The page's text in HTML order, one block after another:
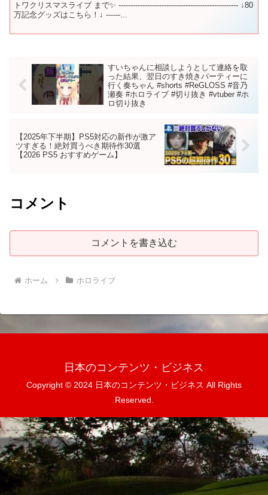
トワクリスマスライブ まで✨ -------------------------------------------------- ↓80
万記念グッズはこちら！↓ ------...
すいちゃんに相談しようとして連絡を取
った結果、翌日のすき焼きパーティーに
行く奏ちゃん #shorts #ReGLOSS #音乃
瀬奏 #ホロライブ #切り抜き #vtuber #ホ
ロ切り抜き
【2025年下半期】PS5対応の新作が激ア
ツすぎる！絶対買うべき期待作30選
【2026 PS5 おすすめゲーム】
コメント
コメントを書き込む
ホーム ホロライブ
日本のコンテンツ・ビジネス
Copyright © 2024 日本のコンテンツ・ビジネス All Rights
Reserved.